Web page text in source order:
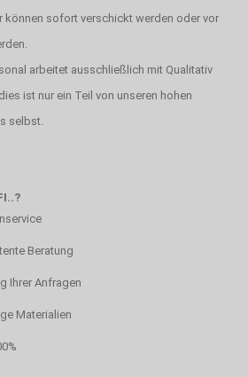
können sofort verschickt werden oder vor
arbeitet ausschließlich mit Qualitativ
ist nur ein Teil von unseren hohen
selbst.
Beratung
Ihrer Anfragen
Materialien